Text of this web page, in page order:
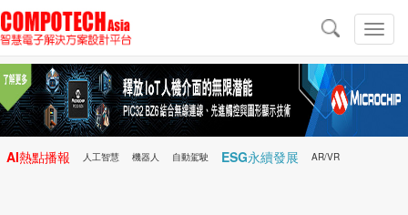
切
換
導
導
航
AI熱點播報 人工智慧 機器人 自動駕駛 ESG永續發展 AR/VR